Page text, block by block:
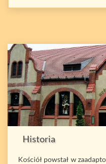
Historia
Kościół powstał w